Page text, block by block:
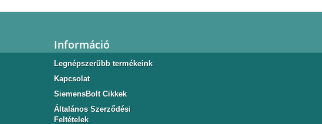
Információ
Legnépszerübb termékeink
Kapcsolat
SiemensBolt Cikkek
Általános Szerződési
Feltételek